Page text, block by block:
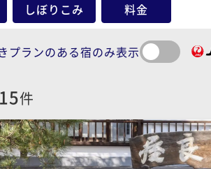
しぼりこみ 料金
プランのある宿のみ表示
15件